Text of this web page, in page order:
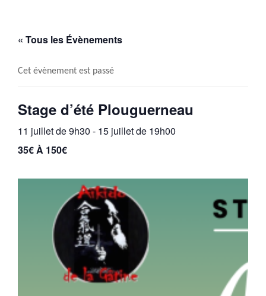
« Tous les Évènements
Cet évènement est passé
Stage d’été Plouguerneau
11 juillet de 9h30 - 15 juillet de 19h00
35€ À 150€